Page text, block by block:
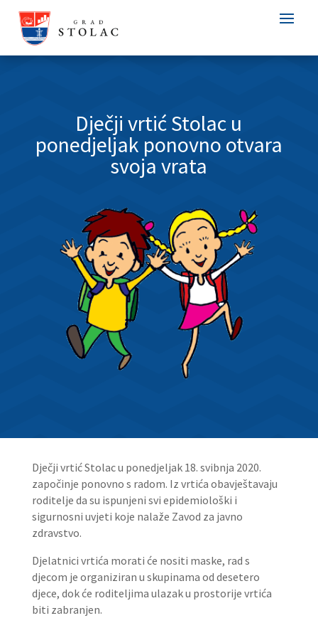
Dječji vrtić Stolac u
ponedjeljak ponovno otvara
svoja vrata
Dječji vrtić Stolac u ponedjeljak 18. svibnja 2020.
započinje ponovno s radom. Iz vrtića obavještavaju
roditelje da su ispunjeni svi epidemiološki i
sigurnosni uvjeti koje nalaže Zavod za javno
zdravstvo.
Djelatnici vrtića morati će nositi maske, rad s
djecom je organiziran u skupinama od desetero
djece, dok će roditeljima ulazak u prostorije vrtića
biti zabranjen.